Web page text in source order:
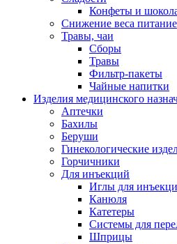
Конфеты и
Снижение веса питание
Травы, чаи
Сборы
Травы
Фильтр-пакеты
Чайные напитки
Изделия медицинского
Аптечки
Бахилы
Беруши
Гинекологические
Горчичники
Для инъекций
Иглы для
Канюля
Катетеры
Системы для
Шприцы